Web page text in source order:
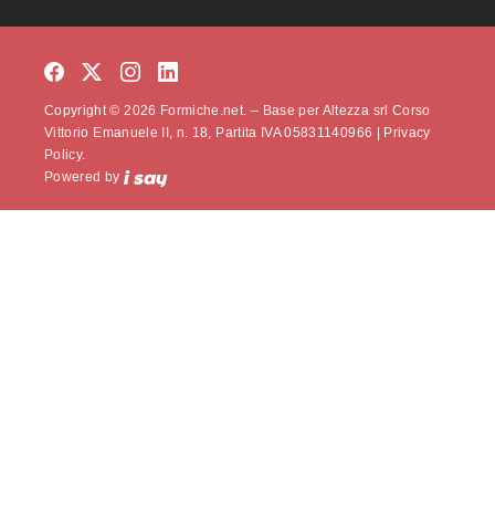
Copyright © 2026 Formiche.net. – Base per Altezza srl Corso
Vittorio Emanuele II, n. 18, Partita IVA 05831140966 |
Privacy
Policy.
Powered by